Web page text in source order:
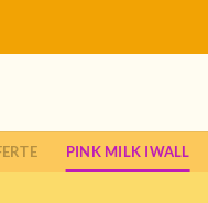
PINK MILK IWALL